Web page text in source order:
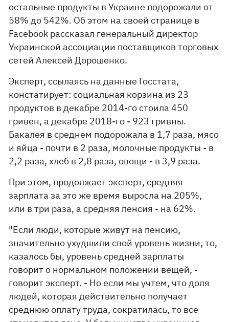
остальные продукты в Украине подорожали от
58% до 542%. Об этом на своей странице в
Facebook рассказал генеральный директор
Украинской ассоциации поставщиков торговых
сетей Алексей Дорошенко.
Эксперт, ссылаясь на данные Госстата,
констатирует: социальная корзина из 23
продуктов в декабре 2014-го стоила 450
гривен, а декабре 2018-го - 923 гривны.
Бакалея в среднем подорожала в 1,7 раза, мясо
и яйца - почти в 2 раза, молочные продукты - в
2,2 раза, хлеб в 2,8 раза, овощи - в 3,9 раза.
При этом, продолжает эксперт, средняя
зарплата за это же время выросла на 205%,
или в три раза, а средняя пенсия - на 62%.
"Если люди, которые живут на пенсию,
значительно ухудшили свой уровень жизни, то,
казалось бы, уровень средней зарплаты
говорит о нормальном положении вещей, -
говорит эксперт. - Но если мы учтем, что доля
людей, которая действительно получает
среднюю оплату труда, сократилась, то все